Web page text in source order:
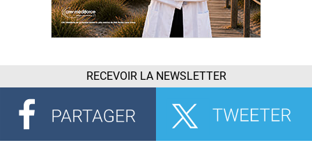
RECEVOIR LA NEWSLETTER